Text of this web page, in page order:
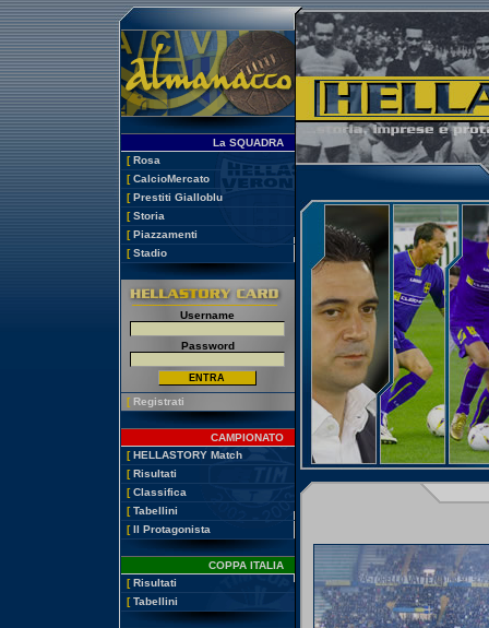
La SQUADRA
[ Rosa
[ CalcioMercato
[ Prestiti Gialloblu
[ Storia
[ Piazzamenti
[ Stadio
Username
Password
[ Registrati
CAMPIONATO
[ HELLASTORY Match
[ Risultati
[ Classifica
[ Tabellini
[ Il Protagonista
COPPA ITALIA
[ Risultati
[ Tabellini